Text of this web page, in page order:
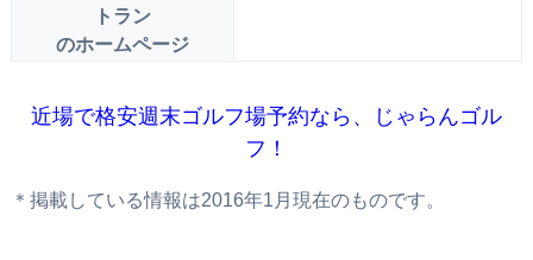
トラン
のホームページ
近場で格安週末ゴルフ場予約なら、じゃらんゴル
フ！
＊掲載している情報は2016年1月現在のものです。